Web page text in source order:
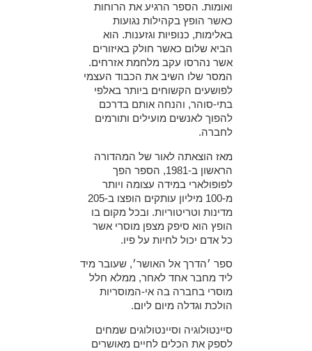
ואומות. הספר הרגיע את הרוחות
כאשר הופץ בקהילות נגועות
באלימות, כנופיות וגזענות. הוא
הביא שלום כאשר חולק באיזורים
אשר נהרסו עקב מלחמת אזרחים.
המסר שלו השיב את הכבוד העצמי
לפושעים הקשוחים ביותר באלפי
בתי-סוהר, והנחה אותם בדרכם
להפוך לאנשים מועילים ותורמים
לחברה.
מאז הוצאתה לאור של המהדורה
הראשון ב-1981, הספר הפך
לפופולארי במידה עצומה ויותר
מ-100 מיליון עותקים הופצו ב-205
מדינות וטריטוריות. ובכל מקום בו
הופץ הוא סיפק מצפן מוסרי אשר
כל אדם יכול לחיות על פיו.
ספר ׳הדרך אל האושר׳, שעובר מיד
ליד מחבר אחד לאחר, ממלא חלל
מוסרי בחברה בה אי-המוסריות
הולכת וגדלה מיום ליום.
סיינטולוגיה וסיינטולוגים שמחים
לספק את הכלים לחיים מאושרים